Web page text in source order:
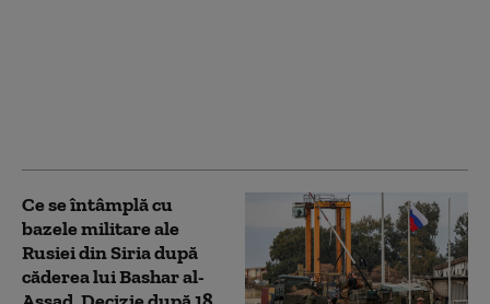
Ce se întâmplă cu
bazele militare ale
Rusiei din Siria după
căderea lui Bashar al-